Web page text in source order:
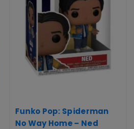
Funko Pop: Spiderman
No Way Home – Ned